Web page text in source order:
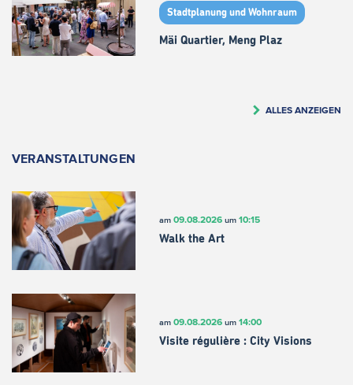
Stadtplanung und Wohnraum
Mäi Quartier, Meng Plaz
ALLES ANZEIGEN
VERANSTALTUNGEN
am 09.08.2026um 10:15
Walk the Art
am 09.08.2026um 14:00
Visite régulière : City Visions